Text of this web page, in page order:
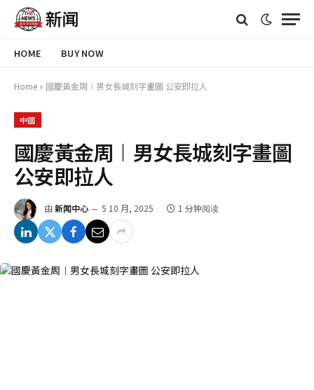
HOME BUY NOW
Home » 國慶黃金周︱男女長城刻字畫圖 公安即拉人
中國
國慶黃金周︱男女長城刻字畫圖
公安即拉人
由 新闻中心 5 10 月, 2025 1 分钟阅读